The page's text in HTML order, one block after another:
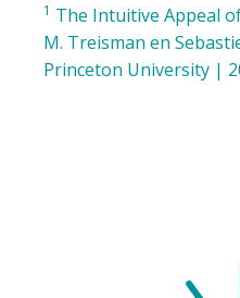
1 The Intuitive Appeal
M. Treisman en
Princeton University |